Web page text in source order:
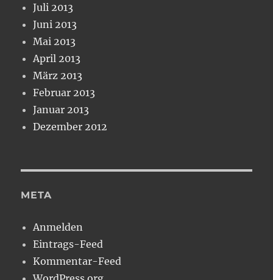
Juli 2013
Juni 2013
Mai 2013
April 2013
März 2013
Februar 2013
Januar 2013
Dezember 2012
META
Anmelden
Eintrags-Feed
Kommentar-Feed